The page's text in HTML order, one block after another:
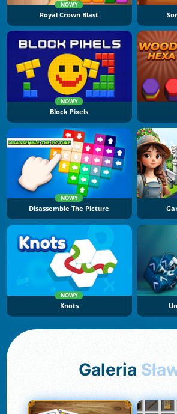
NOWY
Royal Crown Blast
NOWY
Block Pixels
NOWY
Disassemble The Picture
NOWY
Knots
Galeria